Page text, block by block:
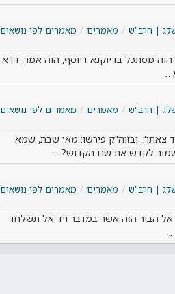
| הרב"ש מאמרים
מאמרים לפי נושאים
מסתכל בדיוקנא דיוסף, הוה אמר, דדא
| הרב"ש מאמרים
מאמרים לפי נושאים
ובזוה"ק פירשו: מאי שבת, שמא
לקדש את שם הקדוש?…
| הרב"ש מאמרים
מאמרים לפי נושאים
אל הבור הזה אשר במדבר ויד אל תשלחו